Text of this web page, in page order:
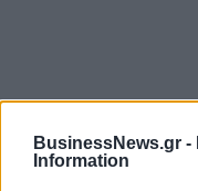
BusinessNews.gr -
Information
ΡΟΗ ΕΙΔΗΣΕΩΝ